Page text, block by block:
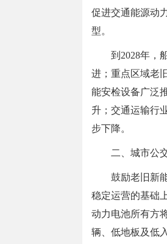
促进交通能源动
型。
到2028年，
进；重点区域老
能安检设备广泛
升；交通运输行
步下降。
二、城市公
鼓励老旧新
稳定运营的基础
动力电池所有方
辆、低地板及低